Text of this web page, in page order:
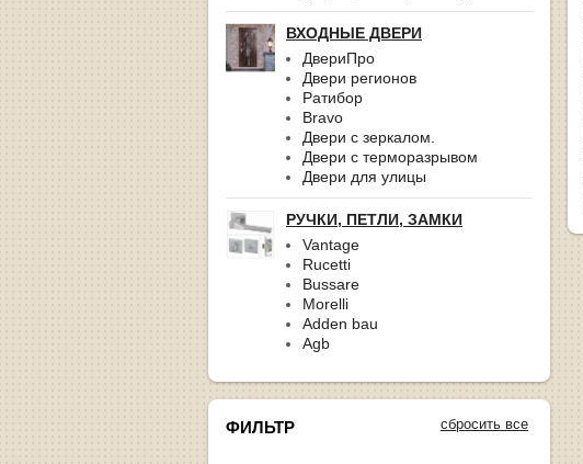
ВХОДНЫЕ ДВЕРИ
ДвериПро
Двери регионов
Ратибор
Bravo
Двери с зеркалом.
Двери с терморазрывом
Двери для улицы
РУЧКИ, ПЕТЛИ, ЗАМКИ
Vantage
Rucetti
Bussare
Morelli
Adden bau
Agb
сбросить все
ФИЛЬТР